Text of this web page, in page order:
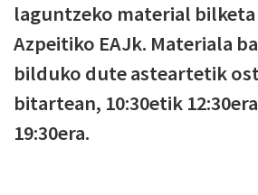
laguntzeko material
Azpeitiko EAJk. Materiala
bilduko dute asteartetik
bitartean, 10:30etik
19:30era.